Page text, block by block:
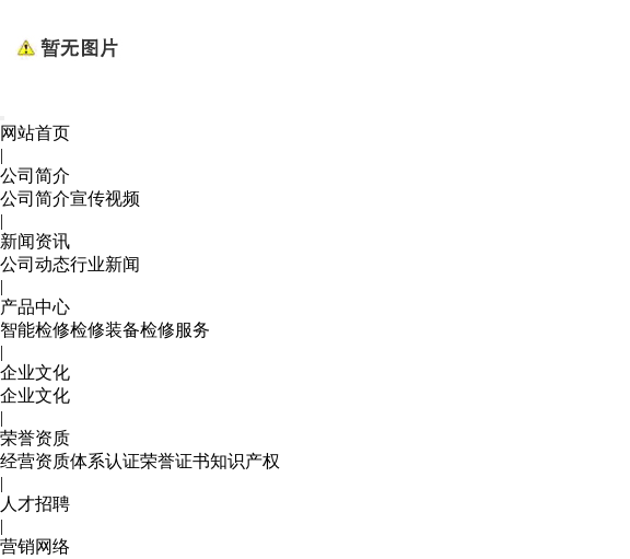
网站首页
|
公司简介
公司简介宣传视频
|
新闻资讯
公司动态行业新闻
|
产品中心
智能检修检修装备检修服务
|
企业文化
企业文化
|
荣誉资质
经营资质体系认证荣誉证书知识产权
|
人才招聘
|
营销网络